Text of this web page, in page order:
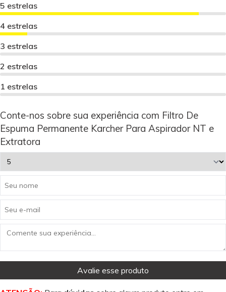
5 estrelas
4 estrelas
3 estrelas
2 estrelas
1 estrelas
Conte-nos sobre sua experiência com Filtro De
Espuma Permanente Karcher Para Aspirador NT e
Extratora
Avalie esse produto